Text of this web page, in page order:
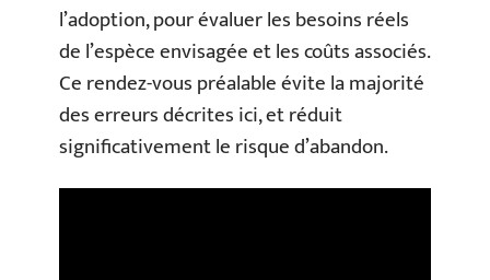
l’adoption, pour évaluer les besoins réels
de l’espèce envisagée et les coûts associés.
Ce rendez-vous préalable évite la majorité
des erreurs décrites ici, et réduit
significativement le risque d’abandon.